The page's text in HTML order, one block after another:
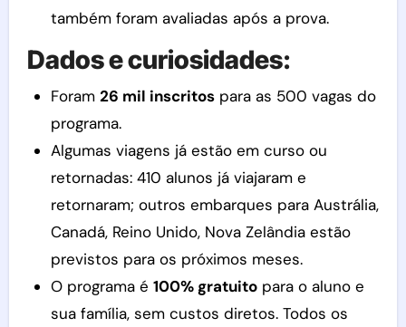
também foram avaliadas após a prova.
Dados e curiosidades:
Foram 26 mil inscritospara as 500 vagas do
programa.
Algumas viagens já estão em curso ou
retornadas: 410 alunos já viajaram e
retornaram; outros embarques para Austrália,
Canadá, Reino Unido, Nova Zelândia estão
previstos para os próximos meses.
O programa é 100% gratuitopara o aluno e
sua família, sem custos diretos. Todos os